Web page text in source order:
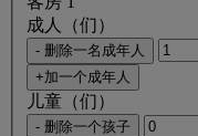
成人（们）
- 删除一名成年人
+加一个成年人
儿童（们）
- 删除一个孩子